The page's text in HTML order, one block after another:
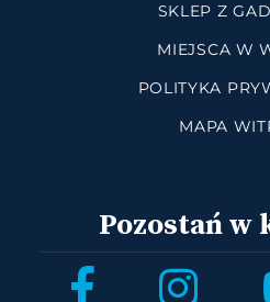
SKLEP Z
MIEJSCA W
POLITYKA
MAPA
Pozostań w